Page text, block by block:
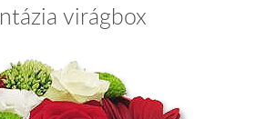
virágbox